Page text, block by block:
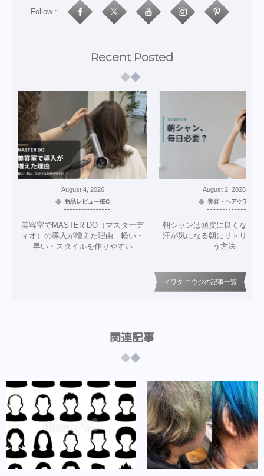
Follow :
Recent Posted
August 4, 2026
商品レビュー/EC
美容室でMASTER DO（マスターデ
ィオ）の導入が増えた理由｜軽い・
早い・スタイルを作りやすい
August 2, 2026
美容・ヘアケア
朝シャンは頭皮に良くない？
汗が気になる朝にリトリニだ
う方法
イワタ コウジの記事一覧
関連記事